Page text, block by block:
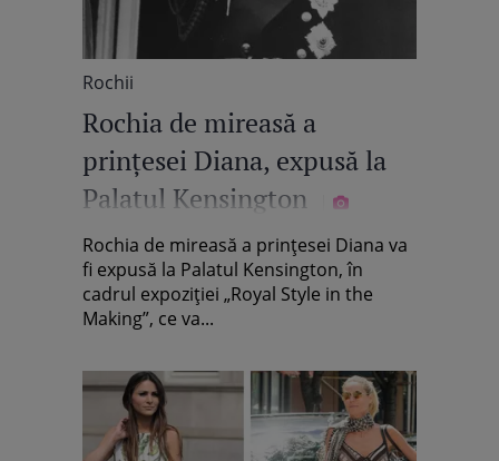
Rochii
Rochia de mireasă a
prinţesei Diana, expusă la
Palatul Kensington
Rochia de mireasă a prinţesei Diana va
fi expusă la Palatul Kensington, în
cadrul expoziției „Royal Style in the
Making”, ce va...